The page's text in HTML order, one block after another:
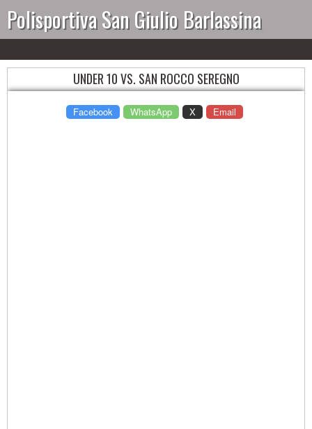
Polisportiva San Giulio Barlassina
UNDER 10 VS. SAN ROCCO SEREGNO
Facebook WhatsApp X Email